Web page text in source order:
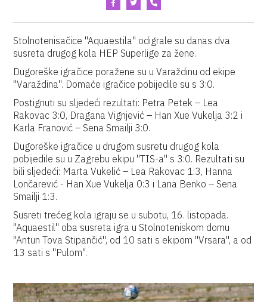
Stolnotenisačice "Aquaestila" odigrale su danas dva
susreta drugog kola HEP Superlige za žene.
Dugoreške igračice poražene su u Varaždinu od ekipe
"Varaždina". Domaće igračice pobijedile su s 3:0.
Postignuti su sljedeći rezultati: Petra Petek – Lea
Rakovac 3:0, Dragana Vignjević – Han Xue Vukelja 3:2 i
Karla Franović – Sena Smailji 3:0.
Dugoreške igračice u drugom susretu drugog kola
pobijedile su u Zagrebu ekipu "TIS-a" s 3:0. Rezultati su
bili sljedeći: Marta Vukelić – Lea Rakovac 1:3, Hanna
Lončarević - Han Xue Vukelja 0:3 i Lana Benko – Sena
Smailji 1:3.
Susreti trećeg kola igraju se u subotu, 16. listopada.
"Aquaestil" oba susreta igra u Stolnoteniskom domu
"Antun Tova Stipančić", od 10 sati s ekipom "Vrsara", a od
13 sati s "Pulom".